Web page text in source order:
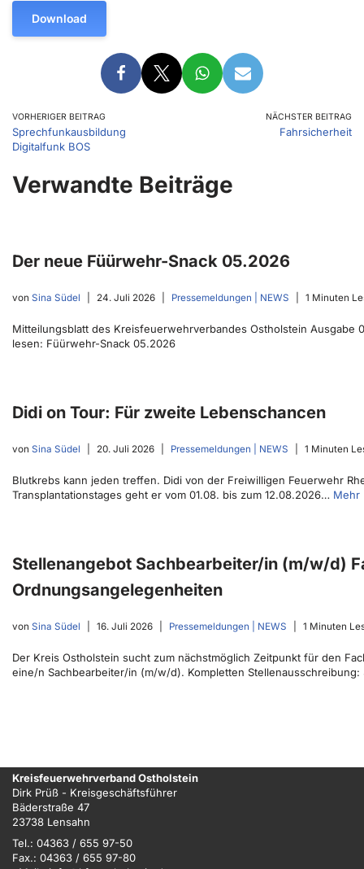
Download
VORHERIGER BEITRAG
Sprechfunkausbildung
Digitalfunk BOS
NÄCHSTER BEITRAG
Fahrsicherheit
Verwandte Beiträge
Der neue Füürwehr-Snack 05.2026
von Sina Südel 24. Juli 2026 Pressemeldungen | NEWS 1 Minuten
Mitteilungsblatt des Kreisfeuerwehrverbandes Ostholstein
lesen: Füürwehr-Snack 05.2026
Didi on Tour: Für zweite Lebenschancen
von Sina Südel 20. Juli 2026 Pressemeldungen | NEWS 1 Minuten
Blutkrebs kann jeden treffen. Didi von der Freiwilligen Feuerwehr
Transplantationstages geht er vom 01.08. bis zum 12.08.2026… Mehr
Stellenangebot Sachbearbeiter/in (m/w/d)
Ordnungsangelegenheiten
von Sina Südel 16. Juli 2026 Pressemeldungen | NEWS 1 Minuten
Der Kreis Ostholstein sucht zum nächstmöglich Zeitpunkt für den
eine/n Sachbearbeiter/in (m/w/d). Kompletten Stellenausschreibung:
Kreisfeuerwehrverband Ostholstein
Dirk Prüß - Kreisgeschäftsführer
Bäderstraße 47
23738 Lensahn
Tel.: 04363 / 655 97-50
Fax.: 04363 / 655 97-80